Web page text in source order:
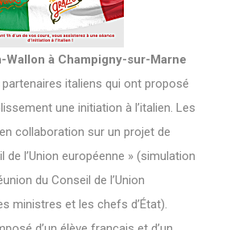
Wallon à Champigny-sur-Marne
italiens qui ont proposé
une initiation à l’italien. Les
collaboration sur un projet de
de l’Union européenne » (simulation
du Conseil de l’Union
ministres et les chefs d’État).